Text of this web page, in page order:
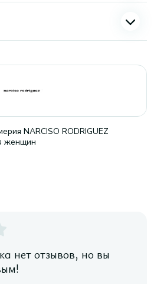
NARCISO RODRIGUEZ
женщин
нет отзывов, но вы